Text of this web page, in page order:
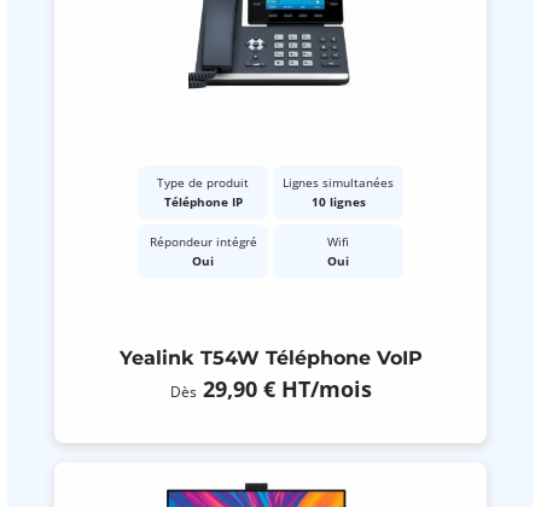
Type de produit
Téléphone IP
Lignes simultanées
10 lignes
Répondeur intégré
Oui
Wifi
Oui
Yealink T54W Téléphone VoIP
Dès 29,90 € HT/mois